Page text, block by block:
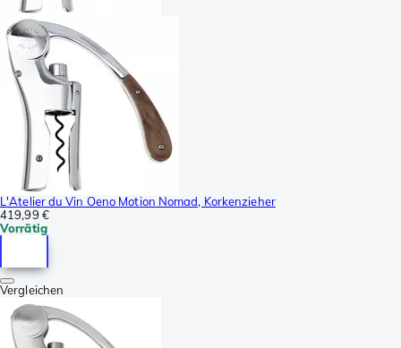
L'Atelier du Vin Oeno Motion Nomad, Korkenzieher
419,99 €
Vorrätig
Vergleichen